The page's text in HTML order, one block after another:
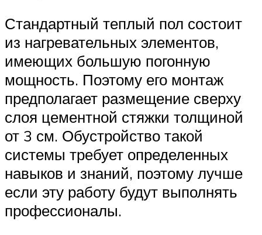
Стандартный теплый пол состоит
из нагревательных элементов,
имеющих большую погонную
мощность. Поэтому его монтаж
предполагает размещение сверху
слоя цементной стяжки толщиной
от 3 см. Обустройство такой
системы требует определенных
навыков и знаний, поэтому лучше
если эту работу будут выполнять
профессионалы.